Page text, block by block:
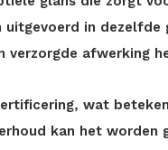
in dezelfde
verzorgde afwerking
wat
kan het worden